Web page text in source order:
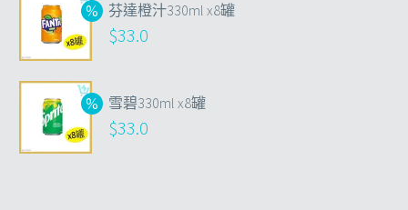
芬達橙汁330ml x8罐
$33.0
雪碧330ml x8罐
$33.0